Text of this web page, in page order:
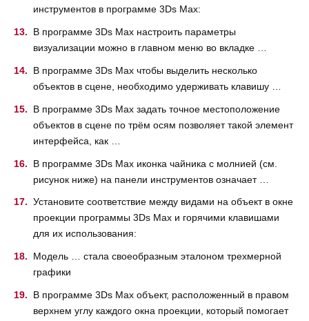
инструментов в программе 3Ds Max:
В программе 3Ds Max настроить параметры
визуализации можно в главном меню во вкладке …
В программе 3Ds Max чтобы выделить несколько
объектов в сцене, необходимо удерживать клавишу …
В программе 3Ds Max задать точное местоположение
объектов в сцене по трём осям позволяет такой элемент
интерфейса, как …
В программе 3Ds Max иконка чайника с молнией (см.
рисунок ниже) на панели инструментов означает …
Установите соответствие между видами на объект в окне
проекции программы 3Ds Max и горячими клавишами
для их использования:
Модель … стала своеобразным эталоном трехмерной
графики
В программе 3Ds Max объект, расположенный в правом
верхнем углу каждого окна проекции, который помогает